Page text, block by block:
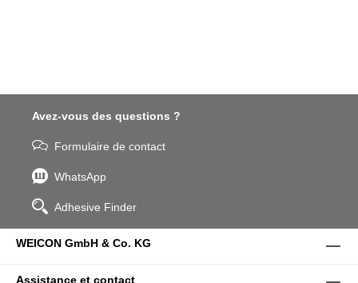
Avez-vous des questions ?
Formulaire de contact
WhatsApp
Adhesive Finder
WEICON GmbH & Co. KG
Assistance et contact